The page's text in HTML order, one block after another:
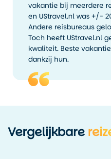
vakantie bij meerdere
en UStravel.nl was +/-
Andere reisbureaus
Toch heeft UStravel.nl
kwaliteit. Beste
dankzij hun.
Vergelijkbare